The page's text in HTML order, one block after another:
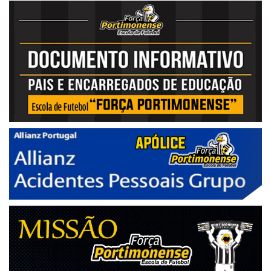
Portimonense
Centro de Formação Portimonense SC - Campo Major DN Nº2
02.ªJornada
Portimonense
9 - 1
AA Bela Vista
Parque Desportivo de Estômbar
01.ªJornada
N. Sporting Olhão
4 - 2
Portimonense